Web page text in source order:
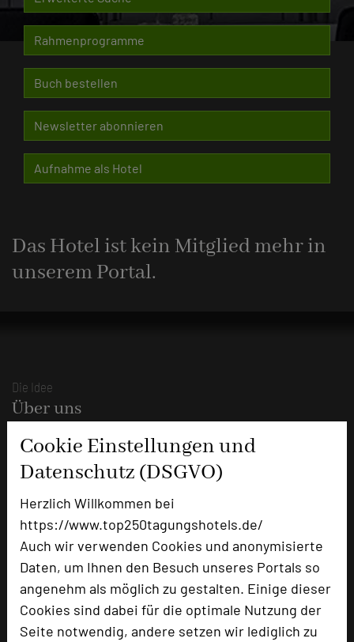
Cookie Einstellungen und
Datenschutz (DSGVO)
Herzlich Willkommen bei
https://www.top250tagungshotels.de/
Auch wir verwenden Cookies und anonymisierte
Daten, um Ihnen den Besuch unseres Portals so
angenehm als möglich zu gestalten. Einige dieser
Cookies sind dabei für die optimale Nutzung der
Seite notwendig, andere setzen wir lediglich zu
Rahmenprogramme
Buch bestellen
Newsletter abonnieren
Aufnahme als Hotel
Das Hotel ist kein Mitglied mehr in
unserem Portal.
Die Idee
Über uns
Mission
Kategorie
Team
Herausgeber & Autoren
Partner
Alle Informationen
Für Tagungsentscheider
Hotel empfehlen